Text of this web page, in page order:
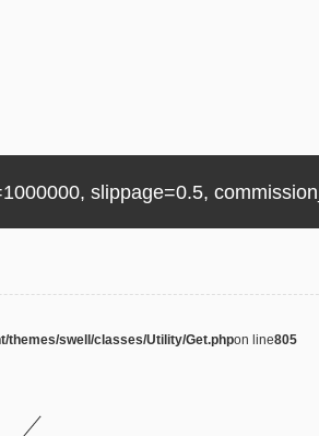
slippage=0.5,
themes/swell/classes/Utility/Get.phpon line805